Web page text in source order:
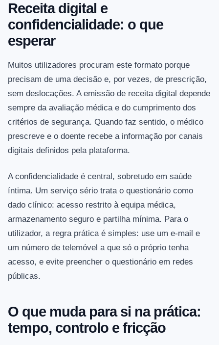
Receita digital e
confidencialidade: o que
esperar
Muitos utilizadores procuram este formato porque
precisam de uma decisão e, por vezes, de prescrição,
sem deslocações. A emissão de receita digital depende
sempre da avaliação médica e do cumprimento dos
critérios de segurança. Quando faz sentido, o médico
prescreve e o doente recebe a informação por canais
digitais definidos pela plataforma.
A confidencialidade é central, sobretudo em saúde
íntima. Um serviço sério trata o questionário como
dado clínico: acesso restrito à equipa médica,
armazenamento seguro e partilha mínima. Para o
utilizador, a regra prática é simples: use um e-mail e
um número de telemóvel a que só o próprio tenha
acesso, e evite preencher o questionário em redes
públicas.
O que muda para si na prática:
tempo, controlo e fricção